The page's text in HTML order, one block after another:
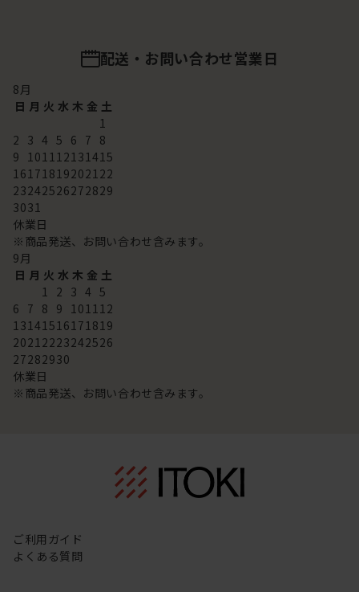
配送・お問い合わせ営業日
8月
日 月 火 水 木 金 土
1
2 3 4 5 6 7 8
9 101112131415
16171819202122
23242526272829
3031
休業日
※商品発送、お問い合わせ含みます。
9月
日 月 火 水 木 金 土
1 2 3 4 5
6 7 8 9 101112
13141516171819
20212223242526
27282930
休業日
※商品発送、お問い合わせ含みます。
ご利用ガイド
よくある質問